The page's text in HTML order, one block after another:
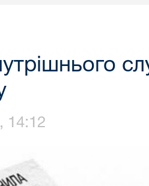
14:12